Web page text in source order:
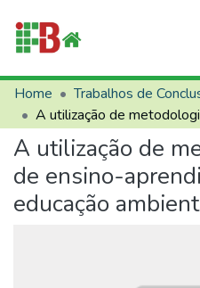
Communities & Collections
All of RIIFB
Manuals and Terms
Statistics
About RIIFB
Home
A utilização de
de ensino-
educação